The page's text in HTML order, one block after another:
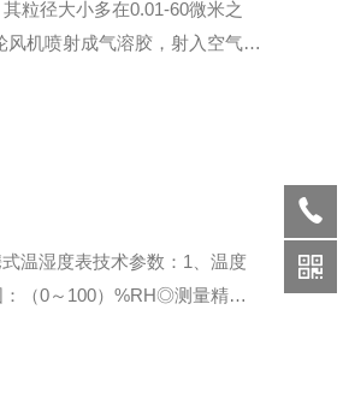
粒径大小多在0.01-60微米之
机喷射成气溶胶，射入空气
温湿度表技术参数：1、温度
0～100）%RH◎测量精度：